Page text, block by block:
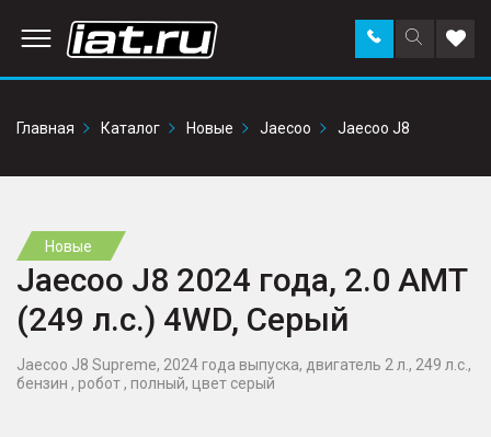
Поиск
по
Заказать
звонок в
Главная
Каталог Новые Jaecoo Jaecoo J8
Новые
Jaecoo J8 2024 года, 2.0 AMT
(249 л.с.) 4WD, Серый
Jaecoo J8 Supreme, 2024 года выпуска, двигатель 2 л., 249 л.с.,
бензин , робот , полный, цвет серый